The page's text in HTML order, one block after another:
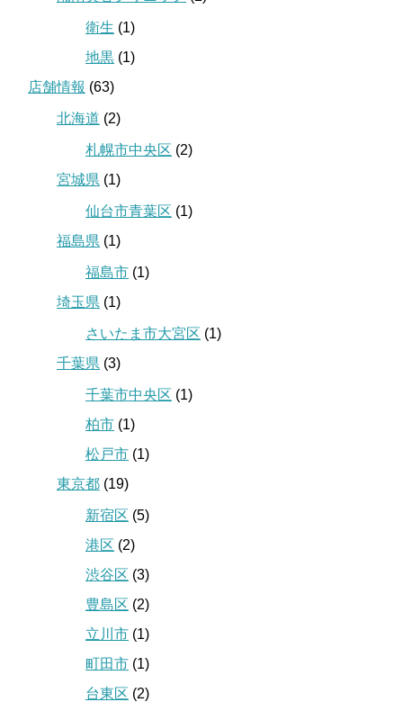
衛生 (1)
地黒 (1)
店舗情報 (63)
北海道 (2)
札幌市中央区 (2)
宮城県 (1)
仙台市青葉区 (1)
福島県 (1)
福島市 (1)
埼玉県 (1)
さいたま市大宮区 (1)
千葉県 (3)
千葉市中央区 (1)
柏市 (1)
松戸市 (1)
東京都 (19)
新宿区 (5)
港区 (2)
渋谷区 (3)
豊島区 (2)
立川市 (1)
町田市 (1)
台東区 (2)